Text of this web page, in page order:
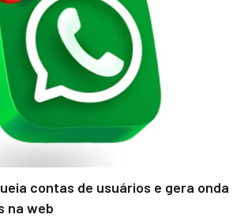
contas de usuários e gera onda
na web